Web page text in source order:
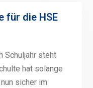
für die HSE
Schuljahr steht
hat solange
sicher im